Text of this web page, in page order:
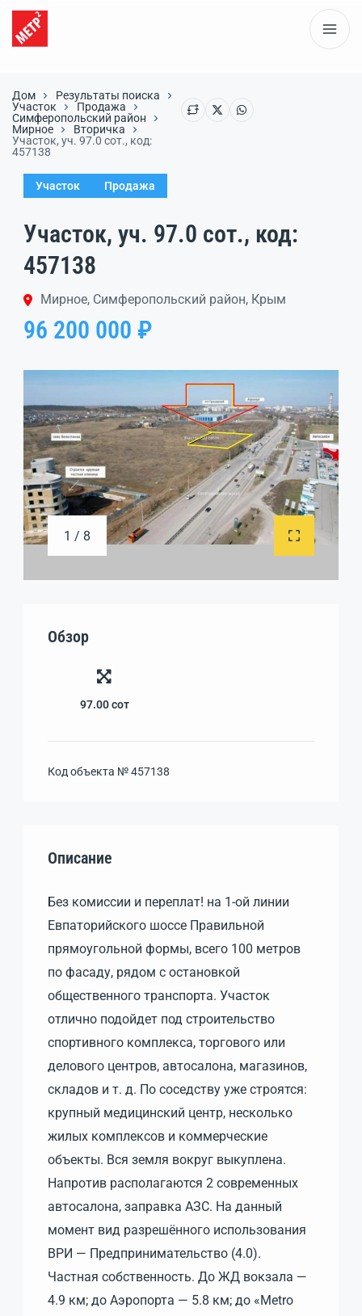
Дом
Результаты поиска
Участок
Продажа
Симферопольский район
Мирное
Вторичка
Участок, уч. 97.0 сот., код:
457138
Участок Продажа
Участок, уч. 97.0 сот., код:
457138
Мирное, Симферопольский район, Крым
96 200 000 ₽
1 / 8
Обзор
97.00 сот
Код объекта №457138
Описание
Без комиссии и переплат! на 1-ой линии
Евпаторийского шоссе Правильной
прямоугольной формы, всего 100 метров
по фасаду, рядом с остановкой
общественного транспорта. Участок
отлично подойдет под строительство
спортивного комплекса, торгового или
делового центров, автосалона, магазинов,
складов и т. д. По соседству уже строятся:
крупный медицинский центр, несколько
жилых комплексов и коммерческие
объекты. Вся земля вокруг выкуплена.
Напротив располагаются 2 современных
автосалона, заправка АЗС. На данный
момент вид разрешённого использования
ВРИ — Предпринимательство (4.0).
Частная собственность. До ЖД вокзала —
4.9 км; до Аэропорта — 5.8 км; до «Metro